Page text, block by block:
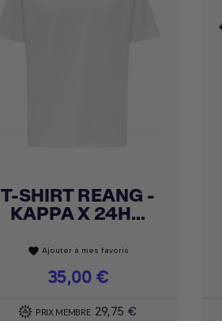
Achat express
T-SHIRT REANG -
KAPPA X 24H...
favorite Ajouter à mes favoris
Prix
35,00 €
PRIX MEMBRE 29,75 €